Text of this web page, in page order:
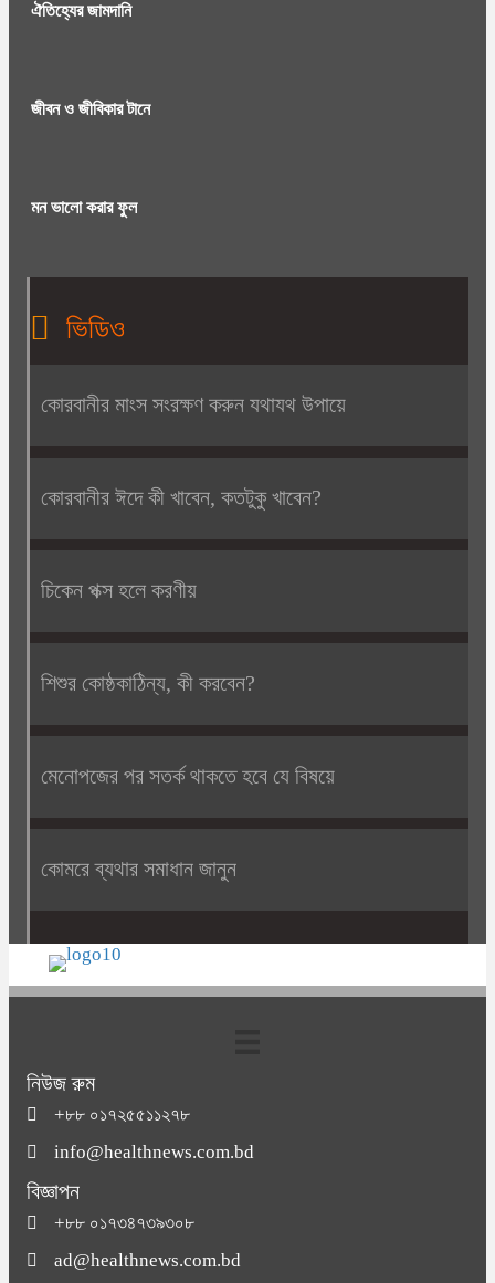
ঐতিহ্যের জামদানি
জীবন ও জীবিকার টানে
মন ভালো করার ফুল
ভিডিও
কোরবানীর মাংস সংরক্ষণ করুন যথাযথ উপায়ে
কোরবানীর ঈদে কী খাবেন, কতটুকু খাবেন?
চিকেন পক্স হলে করণীয়
শিশুর কোষ্ঠকাঠিন্য, কী করবেন?
মেনোপজের পর সতর্ক থাকতে হবে যে বিষয়ে
কোমরে ব্যথার সমাধান জানুন
নিউজ রুম
+৮৮ ০১৭২৫৫১১২৭৮
info@healthnews.com.bd
বিজ্ঞাপন
+৮৮ ০১৭৩৪৭৩৯৩০৮
ad@healthnews.com.bd